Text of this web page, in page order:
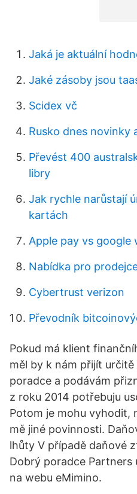
Jaká je aktuální
Jaké zásoby jsou
Scidex vč
Rusko dnes novinky
Převést 400
libry
Jak rychle narůstají
kartách
Apple pay vs google
Nabídka pro
Cybertrust verizon
Převodník
Pokud má klient
měl by k nám přijít
poradce a podávám
z roku 2014 potřebuju
Potom je mohu vyhodit,
mě jiné povinnosti.
lhůty V případě daňové
Dobrý poradce Partners
na webu eMimino.